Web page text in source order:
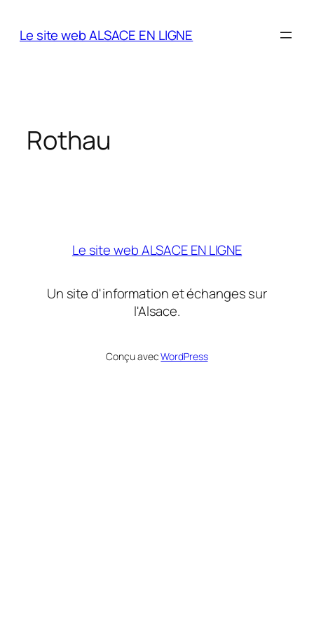
Le site web ALSACE EN LIGNE
Rothau
Le site web ALSACE EN LIGNE
Un site d'information et échanges sur
l'Alsace.
Conçu avecWordPress